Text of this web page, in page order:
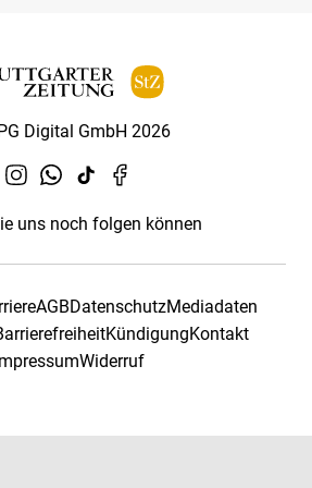
Digital GmbH 2026
uns noch folgen können
AGBDatenschutzMediadaten
KündigungKontakt
Widerruf